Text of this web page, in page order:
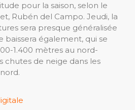
pour la saison, selon le
Rubén del Campo. Jeudi, la
sera presque généralisée
baissera également, qui se
1.400 mètres au nord-
chutes de neige dans les